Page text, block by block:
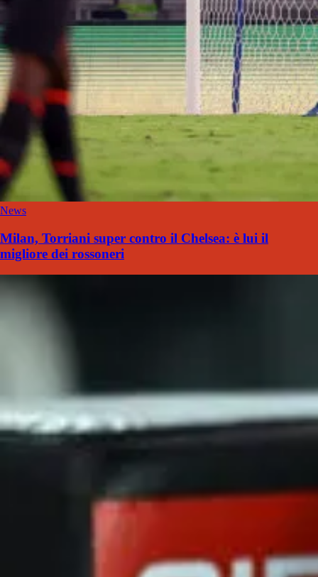
News
Milan, Torriani super contro il Chelsea: è lui il
migliore dei rossoneri